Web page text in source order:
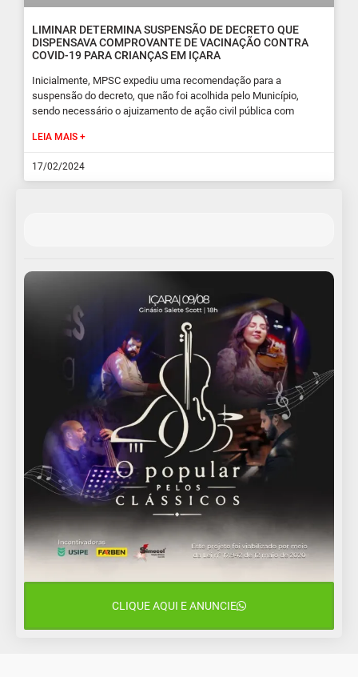
LIMINAR DETERMINA SUSPENSÃO DE DECRETO QUE
DISPENSAVA COMPROVANTE DE VACINAÇÃO CONTRA
COVID-19 PARA CRIANÇAS EM IÇARA
Inicialmente, MPSC expediu uma recomendação para a
suspensão do decreto, que não foi acolhida pelo Município,
sendo necessário o ajuizamento de ação civil pública com
LEIA MAIS +
17/02/2024
CLIQUE AQUI E ANUNCIE